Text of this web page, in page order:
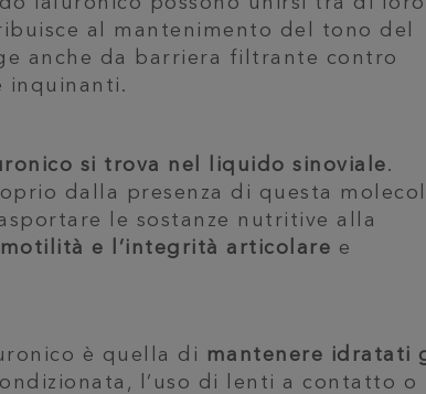
al mantenimento del tono del
anche da barriera filtrante contro
inquinanti.
si trova nel liquido sinoviale.
dalla presenza di questa
le sostanze nutritive alla
e l’integrità articolare e
è quella di mantenere idratati
l’uso di lenti a contatto o